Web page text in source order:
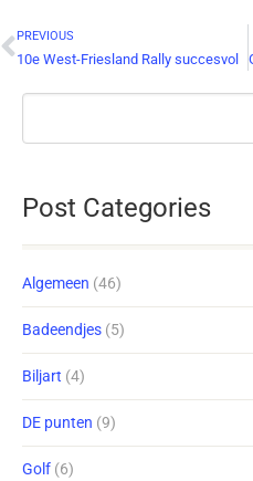
PREVIOUS
10e West-Friesland Rally succesvol
Post Categories
Algemeen (46)
Badeendjes (5)
Biljart (4)
DE punten (9)
Golf (6)